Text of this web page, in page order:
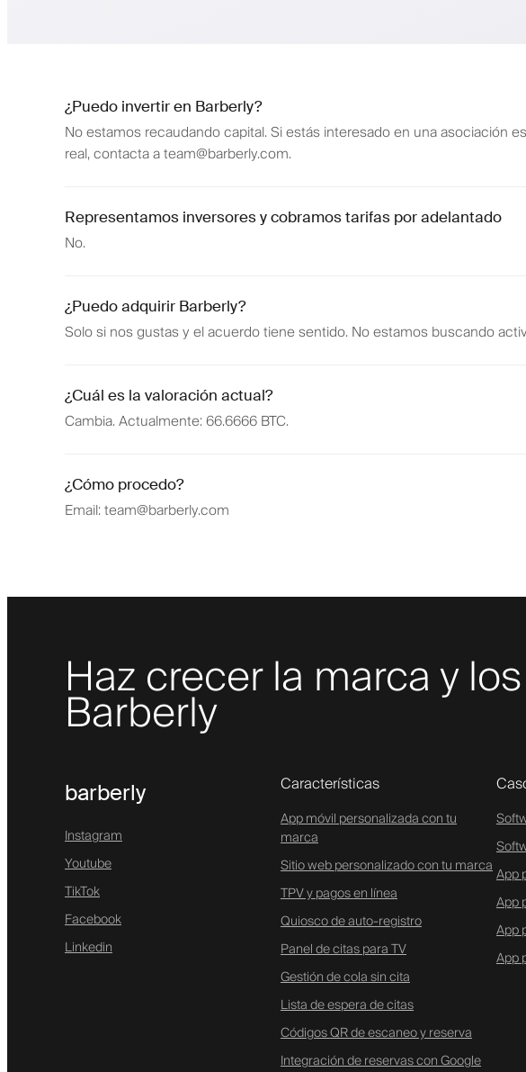
¿Puedo invertir en Barberly?
No estamos recaudando capital. Si estás interesado en una asociación
real, contacta a team@barberly.com.
Representamos inversores y cobramos tarifas por adelantado
No.
¿Puedo adquirir Barberly?
Solo si nos gustas y el acuerdo tiene sentido. No estamos buscando
¿Cuál es la valoración actual?
Cambia. Actualmente: 66.6666 BTC.
¿Cómo procedo?
Email: team@barberly.com
Haz crecer la marca y
Barberly
barberly
Instagram
Youtube
TikTok
Facebook
Linkedin
Características
App móvil personalizada con tu
marca
Sitio web personalizado con tu marca
TPV y pagos en línea
Quiosco de auto-registro
Panel de citas para TV
Gestión de cola sin cita
Lista de espera de citas
Códigos QR de escaneo y reserva
Integración de reservas con Google
App
App
App
App